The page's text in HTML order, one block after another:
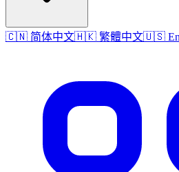
🇨🇳 简体中文🇭🇰 繁體中文🇺🇸